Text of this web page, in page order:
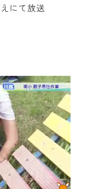
にて放送